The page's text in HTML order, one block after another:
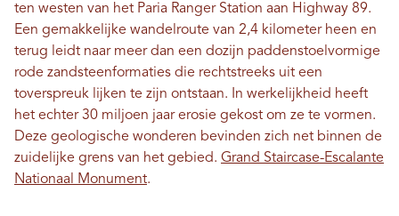
ten westen van het Paria Ranger Station aan Highway 89.
Een gemakkelijke wandelroute van 2,4 kilometer heen en
terug leidt naar meer dan een dozijn paddenstoelvormige
rode zandsteenformaties die rechtstreeks uit een
toverspreuk lijken te zijn ontstaan. In werkelijkheid heeft
het echter 30 miljoen jaar erosie gekost om ze te vormen.
Deze geologische wonderen bevinden zich net binnen de
zuidelijke grens van het gebied. Grand Staircase-Escalante
Nationaal Monument.